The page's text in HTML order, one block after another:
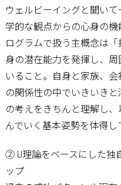
ウェルビーイングと聞い
学的な観点からの心身の
ログラムで扱う主概念は
身の潜在能力を発揮し、
いること。自身と家族、
の関係性の中でいきいき
の考えをきちんと理解し
んでいく基本姿勢を体得し
② U理論をベースにした独
ップ